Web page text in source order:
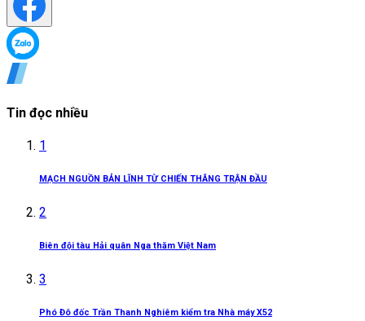
Tin đọc nhiều
1
MẠCH NGUỒN BẢN LĨNH TỪ CHIẾN THẮNG TRẬN ĐẦU
2
Biên đội tàu Hải quân Nga thăm Việt Nam
3
Phó Đô đốc Trần Thanh Nghiêm kiểm tra Nhà máy X52